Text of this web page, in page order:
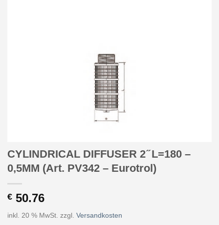
CYLINDRICAL DIFFUSER 2 ̋ L=180 –
0,5MM (Art. PV342 – Eurotrol)
€ 50.76
inkl. 20 % MwSt. zzgl. Versandkosten